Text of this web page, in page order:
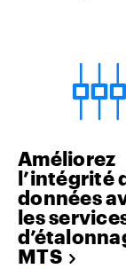
Améliorez
l’intégrité
données
les
MTS